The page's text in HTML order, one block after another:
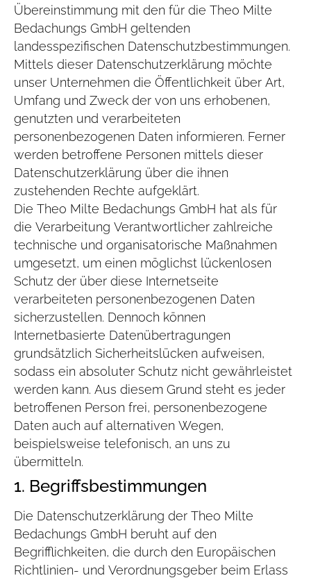
Übereinstimmung mit den für die Theo Milte
Bedachungs GmbH geltenden
landesspezifischen Datenschutzbestimmungen.
Mittels dieser Datenschutzerklärung möchte
unser Unternehmen die Öffentlichkeit über Art,
Umfang und Zweck der von uns erhobenen,
genutzten und verarbeiteten
personenbezogenen Daten informieren. Ferner
werden betroffene Personen mittels dieser
Datenschutzerklärung über die ihnen
zustehenden Rechte aufgeklärt.
Die Theo Milte Bedachungs GmbH hat als für
die Verarbeitung Verantwortlicher zahlreiche
technische und organisatorische Maßnahmen
umgesetzt, um einen möglichst lückenlosen
Schutz der über diese Internetseite
verarbeiteten personenbezogenen Daten
sicherzustellen. Dennoch können
Internetbasierte Datenübertragungen
grundsätzlich Sicherheitslücken aufweisen,
sodass ein absoluter Schutz nicht gewährleistet
werden kann. Aus diesem Grund steht es jeder
betroffenen Person frei, personenbezogene
Daten auch auf alternativen Wegen,
beispielsweise telefonisch, an uns zu
übermitteln.
1. Begriffsbestimmungen
Die Datenschutzerklärung der Theo Milte
Bedachungs GmbH beruht auf den
Begrifflichkeiten, die durch den Europäischen
Richtlinien- und Verordnungsgeber beim Erlass